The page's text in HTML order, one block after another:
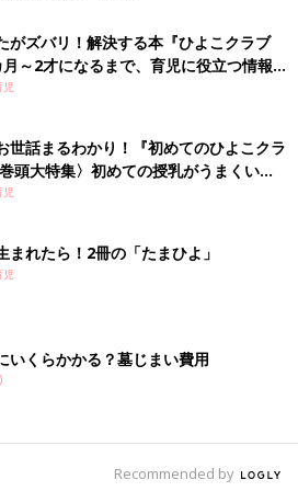
」
でLEDライト機能も付いて夜間照明と
ン型加湿器。こちらは550円（税込）
い加湿器なので、倒してしまうことも
ね。
がズバリ！解決する本『ひよこクラブ
～2才になるまで、育児に役立つ情報が
児
世話まるわかり！『初めてのひよこクラ
頭大特集〉初めての授乳がうまくい
・ミルクの基本と夏のトラブル 解決テ
児
まれたら！2冊の「たまひよ」
児
いくらかかる？墓じまい費用
Recommended by